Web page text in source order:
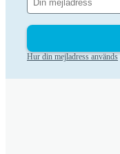
Hur din mejladress används